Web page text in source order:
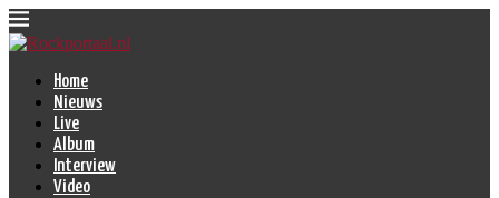
Home
Nieuws
Live
Album
Interview
Video